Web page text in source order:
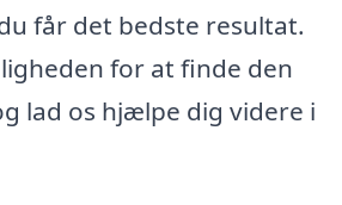
får det bedste resultat.
for at finde den
lad os hjælpe dig videre i